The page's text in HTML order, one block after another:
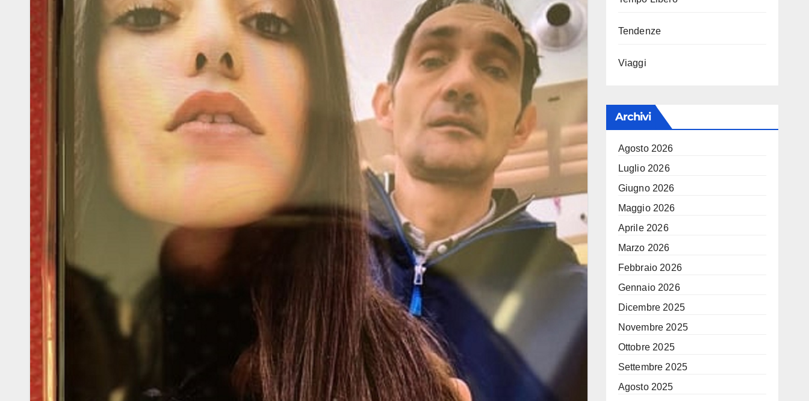
Tendenze
Viaggi
Archivi
Agosto 2026
Luglio 2026
Giugno 2026
Maggio 2026
Aprile 2026
Marzo 2026
Febbraio 2026
Gennaio 2026
Dicembre 2025
Novembre 2025
Ottobre 2025
Settembre 2025
Agosto 2025